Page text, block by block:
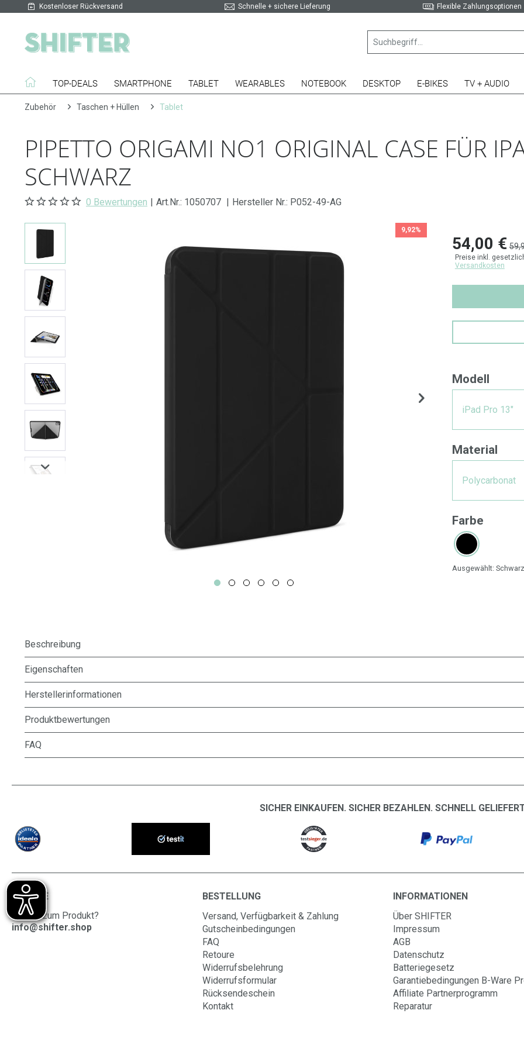
Kostenloser Rückversand Schnelle + sichere Lieferung Flexible Zahlungsoptionen
TOP-DEALS SMARTPHONE TABLET WEARABLES NOTEBOOK DESKTOP E-BIKES TV + AUDIO
Zubehör Taschen + Hüllen Tablet
PIPETTO ORIGAMI NO1 ORIGINAL CASE FÜR
SCHWARZ
0 Bewertungen | Art.Nr.: 1050707 | Hersteller Nr.: P052-49-AG
9,92%
54,00 €
Preise inkl.
Versandkosten
Modell
iPad Pro 13"
Material
Polycarbonat
Farbe
Ausgewählt: Schwarz
Beschreibung
Eigenschaften
Herstellerinformationen
Produktbewertungen
FAQ
SICHER EINKAUFEN. SICHER BEZAHLEN. SCHNELL
SERVICE
Fragen zum Produkt?
info@shifter.shop
BESTELLUNG
Versand, Verfügbarkeit & Zahlung
Gutscheinbedingungen
FAQ
Retoure
Widerrufsbelehrung
Widerrufsformular
Rücksendeschein
Kontakt
INFORMATIONEN
Über SHIFTER
Impressum
AGB
Datenschutz
Batteriegesetz
Garantiebedingungen B-Ware
Affiliate Partnerprogramm
Reparatur